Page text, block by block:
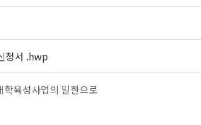
청서 .hwp
육성사업의 일한으로